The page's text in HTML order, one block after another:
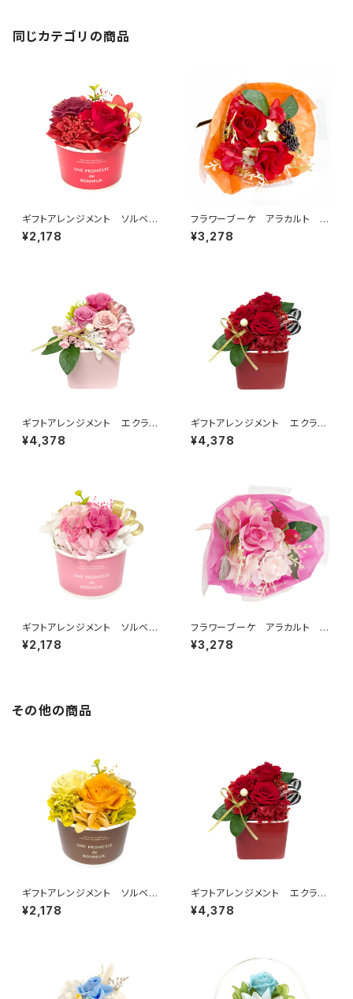
同じカテゴリの商品
ギフトアレンジメント ソルベ
レッド HB35010
¥2,178
フラワーブーケ アラカルト レ
ッド B38710
¥3,278
ギフトアレンジメント エクラ
ン ピンク HB34620
¥4,378
ギフトアレンジメント エクラ
ン レッド HB34610
¥4,378
ギフトアレンジメント ソルベ
ピンク HB35020
¥2,178
フラワーブーケ アラカルト ピ
ンク B38720
¥3,278
その他の商品
ギフトアレンジメント ソルベ
オレンジ HB35035
¥2,178
ギフトアレンジメント エクラ
ン レッド HB34610
¥4,378